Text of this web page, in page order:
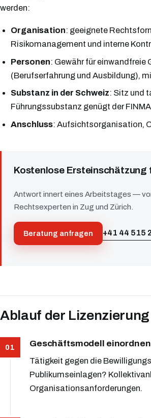
werden:
Organisation: geeignete
Risikomanagement und interne
Personen: Gewähr für
(Berufserfahrung und Ausbildung),
Substanz in der Schweiz: Sitz und
Führungssubstanz genügt der
Anschluss: Aufsichtsorganisation,
Kostenlose Ersteinschätzung
Antwort innert eines Arbeitstages —
Rechtsexperten in Zug und Zürich.
Beratung anfragen +41 44 515
Ablauf der Lizenzierung
Geschäftsmodell einordnen
Tätigkeit gegen die
Publikumseinlagen?
Organisationsanforderungen.